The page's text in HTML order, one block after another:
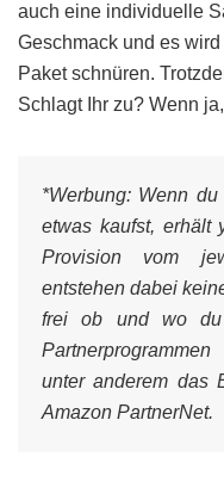
auch eine individuelle
Geschmack und es
Paket schnüren.
Schlagt Ihr zu? Wenn
*Werbung: Wenn du
etwas kaufst, erhält
Provision vom
entstehen dabei
frei ob und wo du
unter anderem das
Amazon PartnerNet.